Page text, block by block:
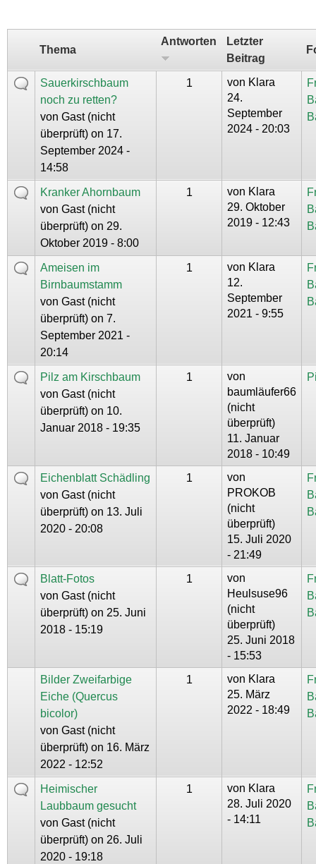
Thema
Antworten
Letzter
Beitrag
Sauerkirschbaum
noch zu retten?
von Gast (nicht
überprüft) on 17.
September 2024 -
14:58
1 von Klara
24.
September
2024 - 20:03
Kranker Ahornbaum
von Gast (nicht
überprüft) on 29.
Oktober 2019 - 8:00
1 von Klara
29. Oktober
2019 - 12:43
Ameisen im
Birnbaumstamm
von Gast (nicht
überprüft) on 7.
September 2021 -
20:14
1 von Klara
12.
September
2021 - 9:55
Pilz am Kirschbaum
von Gast (nicht
überprüft) on 10.
Januar 2018 - 19:35
1
von
baumläufer66
(nicht
überprüft)
11. Januar
2018 - 10:49
Eichenblatt Schädling
von Gast (nicht
überprüft) on 13. Juli
2020 - 20:08
1
von
PROKOB
(nicht
überprüft)
15. Juli 2020
- 21:49
Blatt-Fotos
von Gast (nicht
überprüft) on 25. Juni
2018 - 15:19
1
von
Heulsuse96
(nicht
überprüft)
25. Juni 2018
- 15:53
Bilder Zweifarbige
Eiche (Quercus
bicolor)
von Gast (nicht
überprüft) on 16. März
2022 - 12:52
1 von Klara
25. März
2022 - 18:49
Heimischer
Laubbaum gesucht
von Gast (nicht
überprüft) on 26. Juli
2020 - 19:18
1 von Klara
28. Juli 2020
- 14:11